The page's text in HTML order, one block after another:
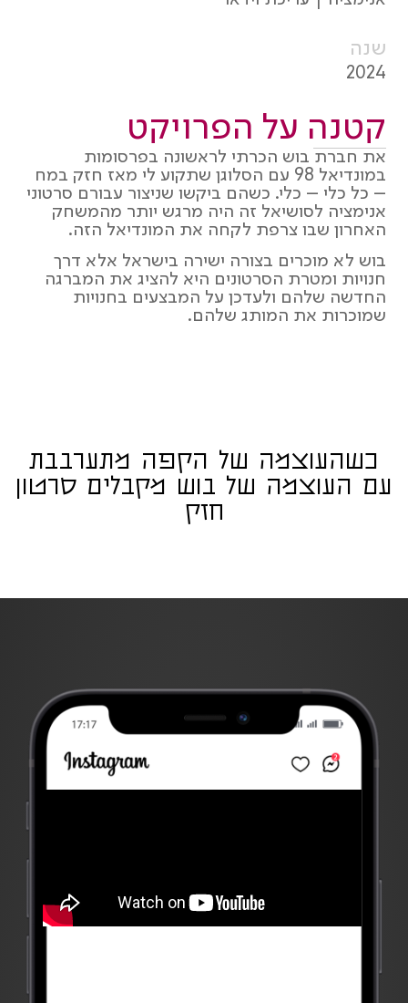
שנה
2024
קטנה על הפרויקט
את חברת בוש הכרתי לראשונה בפרסומות
במונדיאל 98 עם הסלוגן שתקוע לי מאז חזק במח
– כל כלי – כלי. כשהם ביקשו שניצור עבורם סרטוני
אנימציה לסושיאל זה היה מרגש יותר מהמשחק
האחרון שבו צרפת לקחה את המונדיאל הזה.
בוש לא מוכרים בצורה ישירה בישראל אלא דרך
חנויות ומטרת הסרטונים היא להציג את המברגה
החדשה שלהם ולעדכן על המבצעים בחנויות
שמוכרות את המותג שלהם.
כשהעוצמה של הקפה מתערבבת
עם העוצמה של בוש מקבלים סרטון
חזק